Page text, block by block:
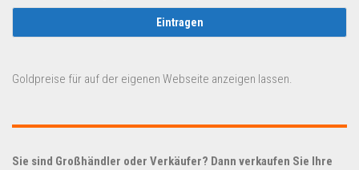
Goldpreise für auf der eigenen Webseite anzeigen lassen.
Sie sind Großhändler oder Verkäufer? Dann verkaufen Sie Ihre